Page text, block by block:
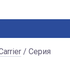
/ Серия